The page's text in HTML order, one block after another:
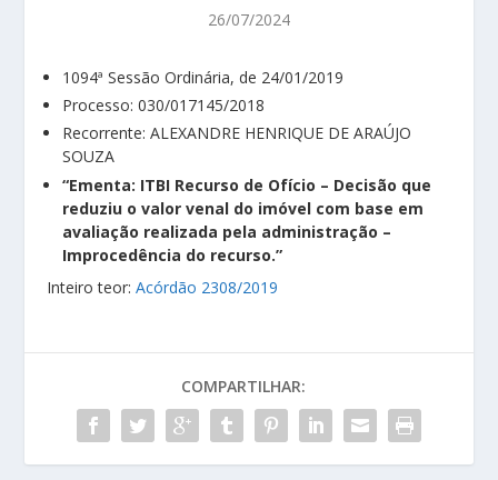
26/07/2024
1094ª Sessão Ordinária, de 24/01/2019
Processo: 030/017145/2018
Recorrente: ALEXANDRE HENRIQUE DE ARAÚJO
SOUZA
“Ementa: ITBI Recurso de Ofício – Decisão que
reduziu o valor venal do imóvel com base em
avaliação realizada pela administração –
Improcedência do recurso.”
Inteiro teor:Acórdão 2308/2019
COMPARTILHAR: